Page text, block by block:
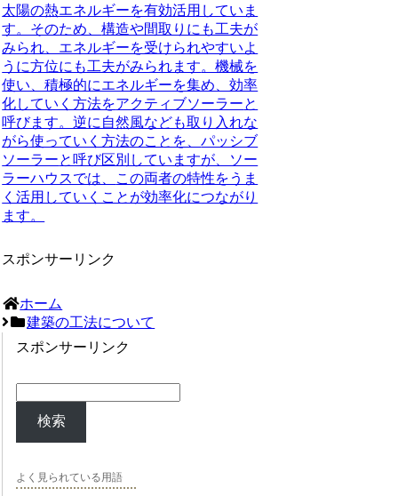
太陽の熱エネルギーを有効活用していま
す。そのため、構造や間取りにも工夫が
みられ、エネルギーを受けられやすいよ
うに方位にも工夫がみられます。機械を
使い、積極的にエネルギーを集め、効率
化していく方法をアクティブソーラーと
呼びます。逆に自然風なども取り入れな
がら使っていく方法のことを、パッシブ
ソーラーと呼び区別していますが、ソー
ラーハウスでは、
この両者の特性をうま
く活用していくことが効率化につながり
ます。
スポンサーリンク
ホーム
建築の工法について
スポンサーリンク
検索
よく見られている用語